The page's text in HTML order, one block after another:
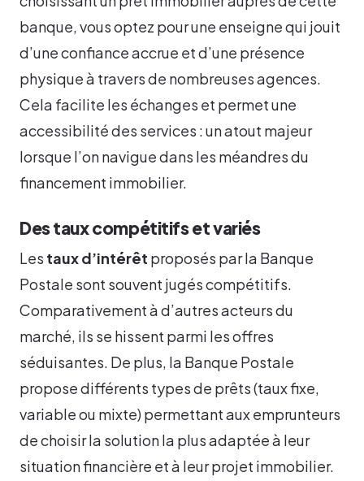
banque, vous optez pour une enseigne qui jouit
d’une confiance accrue et d’une présence
physique à travers de nombreuses agences.
Cela facilite les échanges et permet une
accessibilité des services : un atout majeur
lorsque l’on navigue dans les méandres du
financement immobilier.
Des taux compétitifs et variés
Les taux d’intérêt proposés par la Banque
Postale sont souvent jugés compétitifs.
Comparativement à d’autres acteurs du
marché, ils se hissent parmi les offres
séduisantes. De plus, la Banque Postale
propose différents types de prêts (taux fixe,
variable ou mixte) permettant aux emprunteurs
de choisir la solution la plus adaptée à leur
situation financière et à leur projet immobilier.